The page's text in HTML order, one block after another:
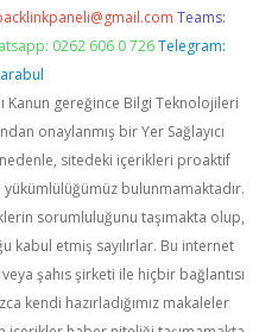
Teams:
0262 606 0 726 Telegram:
Kanun gereğince Bilgi Teknolojileri
onaylanmış bir Yer Sağlayıcı
sitedeki içerikleri proaktif
bulunmamaktadır.
sorumluluğunu taşımakta olup,
kabul etmiş sayılırlar. Bu internet
şahıs şirketi ile hiçbir bağlantısı
kendi hazırladığımız makaleler